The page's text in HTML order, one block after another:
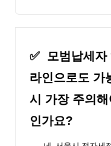
✅ 모범납세
라인으로도 가
시 가장 주의
인가요?